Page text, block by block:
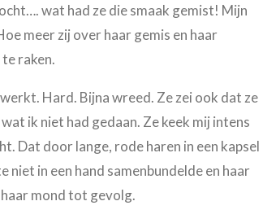
wat had ze die smaak gemist! Mijn
meer zij over haar gemis en haar
raken.
Hard. Bijna wreed. Ze zei ook dat ze
ik niet had gedaan. Ze keek mij intens
Dat door lange, rode haren in een kapsel
niet in een hand samenbundelde en haar
mond tot gevolg.